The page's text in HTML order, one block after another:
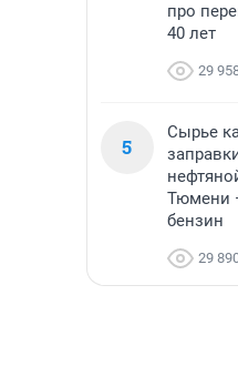
про
40 лет
29
5
Сырье
Тюмени
бензин
29